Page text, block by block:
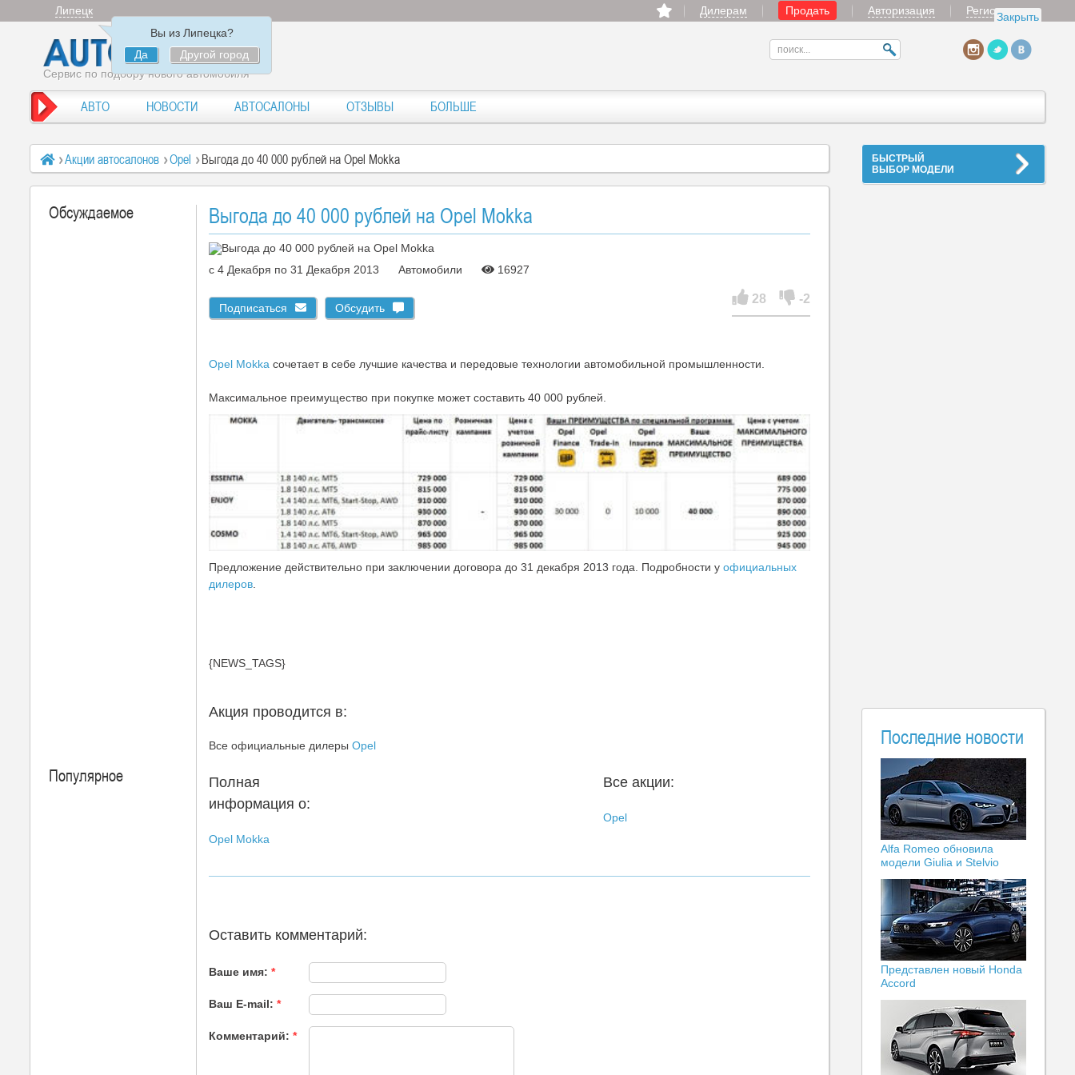
Закрыть
Липецк
Вы из Липецка?
Да
Другой город
Дилерам Продать Авторизация Регистрация
Сервис по подбору нового автомобиля
АВТО НОВОСТИ АВТОСАЛОНЫ ОТЗЫВЫ БОЛЬШЕ
БЫСТРЫЙ
ВЫБОР МОДЕЛИ
Последние новости
Alfa Romeo обновила
модели Giulia и Stelvio
Представлен новый Honda
Accord
Акции автосалонов Opel Выгода до 40 000 рублей на Opel Mokka
Обсуждаемое
Популярное
Выгода до 40 000 рублей на Opel Mokka
c 4 Декабря по 31 Декабря 2013 Автомобили 16927
Подписаться Обсудить
28 -2
Opel Mokka сочетает в себе лучшие качества и передовые технологии автомобильной промышленности.
Максимальное преимущество при покупке может составить 40 000 рублей.
Предложение действительно при заключении договора до 31 декабря 2013 года. Подробности у официальных
дилеров.
{NEWS_TAGS}
Акция проводится в:
Все официальные дилеры Opel
Полная
информация о:
Opel Mokka
Все акции:
Opel
Оставить комментарий:
Ваше имя: *
Ваш E-mail: *
Комментарий: *